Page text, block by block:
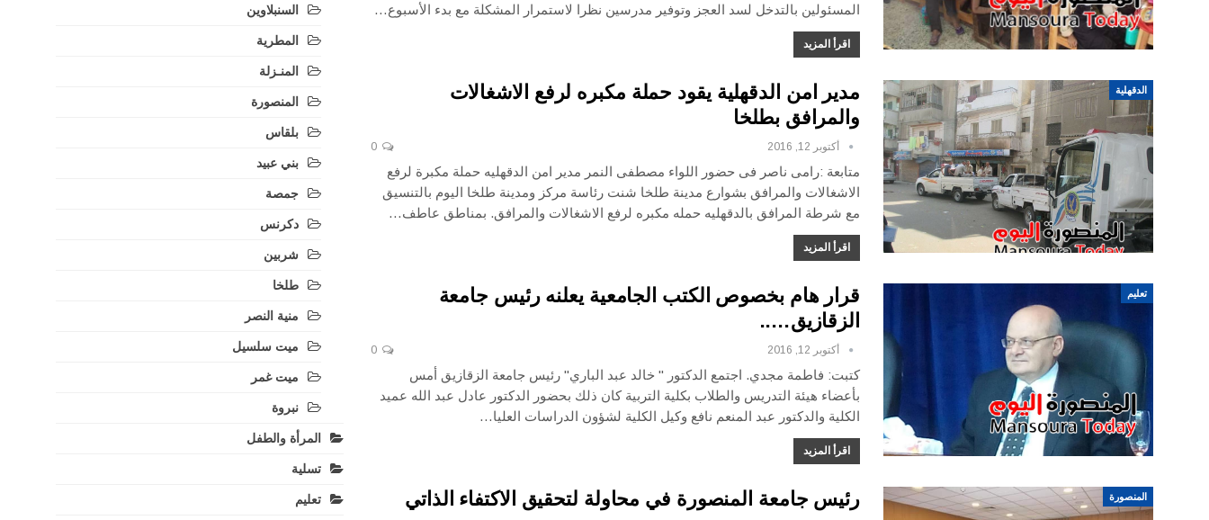
المسئولين بالتدخل لسد العجز وتوفير مدرسين نظرا لاستمرار المشكلة مع بدء الأسبوع…
اقرأ المزيد
الدقهلية
مدير امن الدقهلية يقود حملة مكبره لرفع الاشغالات
والمرافق بطلخا
أكتوبر 12, 2016
متابعة :رامى ناصر فى حضور اللواء مصطفى النمر مدير امن الدقهليه حملة مكبرة لرفع
الاشغالات والمرافق بشوارع مدينة طلخا شنت رئاسة مركز ومدينة طلخا اليوم بالتنسيق
مع شرطة المرافق بالدقهليه حمله مكبره لرفع الاشغالات والمرافق. بمناطق عاطف…
اقرأ المزيد
تعليم
قرار هام بخصوص الكتب الجامعية يعلنه رئيس جامعة
الزقازيق…..
أكتوبر 12, 2016
كتبت: فاطمة مجدي. اجتمع الدكتور " خالد عبد الباري" رئيس جامعة الزقازيق أمس
بأعضاء هيئة التدريس والطلاب بكلية التربية كان ذلك بحضور الدكتور عادل عبد الله عميد
الكلية والدكتور عبد المنعم نافع وكيل الكلية لشؤون الدراسات العليا…
اقرأ المزيد
المنصورة رئيس جامعة المنصورة في محاولة لتحقيق الاكتفاء الذاتي
السنبلاوين
المطرية
المنـزلة
المنصورة
بلقاس
بني عبيد
جمصة
دكرنس
شربين
طلخا
منية النصر
ميت سلسيل
ميت غمر
نبروة
المرأة والطفل
تسلية
تعليم